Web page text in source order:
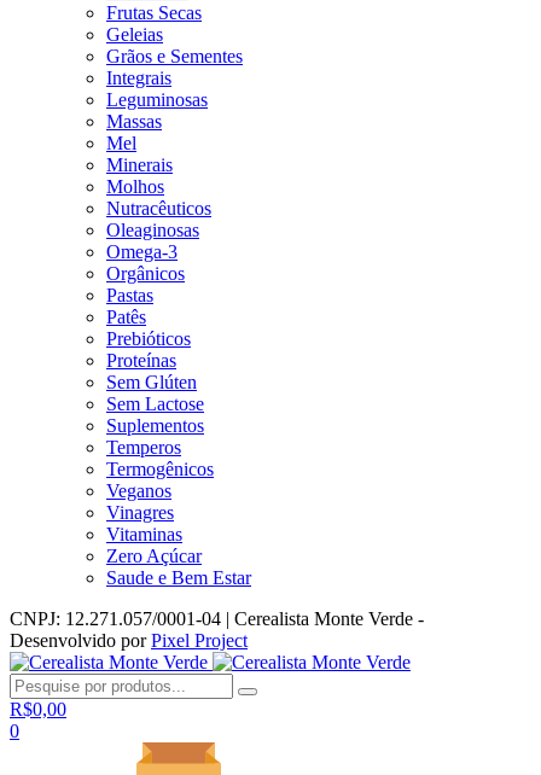
Frutas Secas
Geleias
Grãos e Sementes
Integrais
Leguminosas
Massas
Mel
Minerais
Molhos
Nutracêuticos
Oleaginosas
Omega-3
Orgânicos
Pastas
Patês
Prebióticos
Proteínas
Sem Glúten
Sem Lactose
Suplementos
Temperos
Termogênicos
Veganos
Vinagres
Vitaminas
Zero Açúcar
Saude e Bem Estar
CNPJ: 12.271.057/0001-04 | Cerealista Monte Verde -
Desenvolvido porPixel Project
R$0,00
0